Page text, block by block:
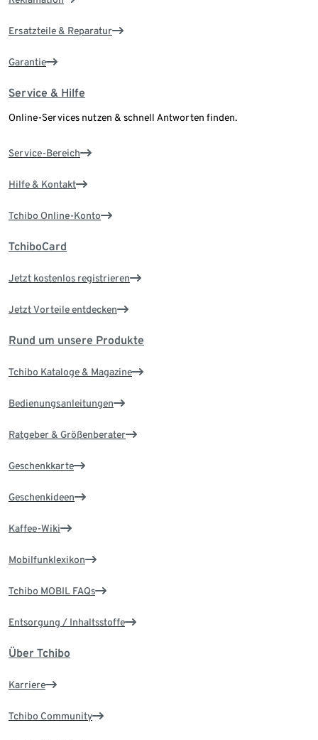
Ersatzteile & Reparatur
Garantie
Service & Hilfe
Online-Services nutzen & schnell Antworten finden.
Service-Bereich
Hilfe & Kontakt
Tchibo Online-Konto
TchiboCard
Jetzt kostenlos registrieren
Jetzt Vorteile entdecken
Rund um unsere Produkte
Tchibo Kataloge & Magazine
Bedienungsanleitungen
Ratgeber & Größenberater
Geschenkkarte
Geschenkideen
Kaffee-Wiki
Mobilfunklexikon
Tchibo MOBIL FAQs
Entsorgung / Inhaltsstoffe
Über Tchibo
Karriere
Tchibo Community